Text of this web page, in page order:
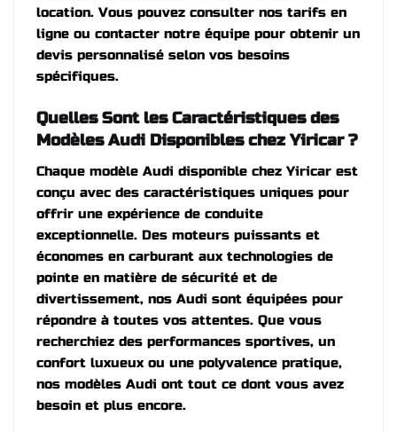
location. Vous pouvez consulter nos tarifs en
ligne ou contacter notre équipe pour obtenir un
devis personnalisé selon vos besoins
spécifiques.
Quelles Sont les Caractéristiques des
Modèles Audi Disponibles chez Yiricar ?
Chaque modèle Audi disponible chez Yiricar est
conçu avec des caractéristiques uniques pour
offrir une expérience de conduite
exceptionnelle. Des moteurs puissants et
économes en carburant aux technologies de
pointe en matière de sécurité et de
divertissement, nos Audi sont équipées pour
répondre à toutes vos attentes. Que vous
recherchiez des performances sportives, un
confort luxueux ou une polyvalence pratique,
nos modèles Audi ont tout ce dont vous avez
besoin et plus encore.